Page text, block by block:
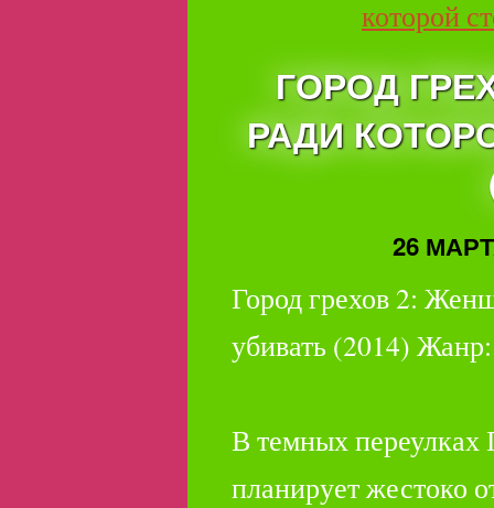
ГОРОД
РАДИ
26
Город грехов 2:
убивать (2014)
В темных переулках
планирует жестоко